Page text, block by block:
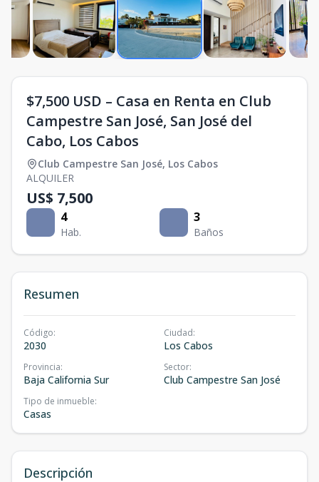
$7,500 USD – Casa en Renta en Club
Campestre San José, San José del
Cabo, Los Cabos
Club Campestre San José, Los Cabos
ALQUILER
US$ 7,500
4
Hab.
3
Baños
Resumen
Código:
2030
Ciudad:
Los Cabos
Provincia:
Baja California Sur
Sector:
Club Campestre San José
Tipo de inmueble:
Casas
Descripción